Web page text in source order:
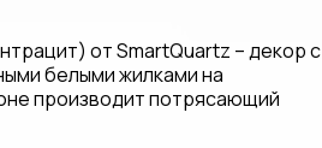
от SmartQuartz – декор с
белыми жилками на
производит потрясающий